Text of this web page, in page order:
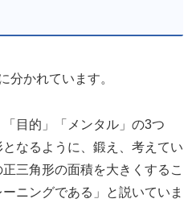
分かれています。
目的」「メンタル」の3つ
なるように、鍛え、考えてい
三角形の面積を大きくするこ
ニングである」と説いていま